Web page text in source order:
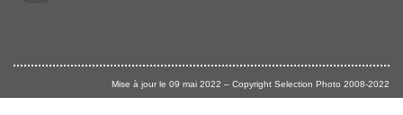
Mise à jour le 09 mai 2022 – Copyright Selection Photo 2008-2022